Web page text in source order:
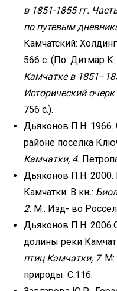
в 1851-1855 гг.
по путевым
Камчатский:
566 с. (По: Дитмар К.
Камчатке в 1851–
Исторический
756 с.).
Дьяконов П.Н.
районе поселка
Камчатки, 4.
Дьяконов П.Н.
Камчатки. В кн.:
2. М.: Изд- во
Дьяконов П.Н.
долины реки
птиц Камчатки, 7. М:
природы. С.116.